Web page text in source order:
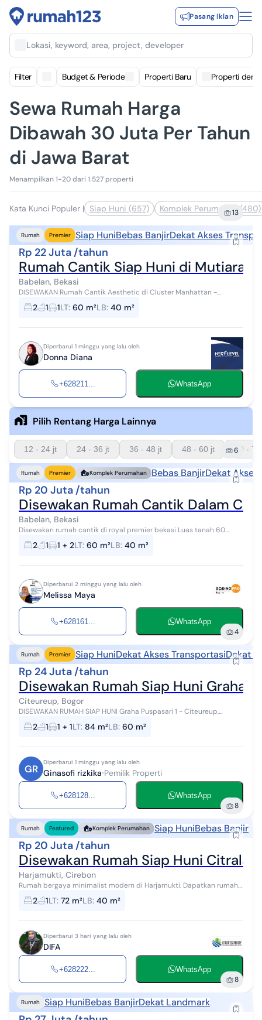
Pasang Iklan
Lokasi, keyword, area, project, developer
Filter Budget & Periode Properti Baru Properti
Sewa Rumah Harga
Dibawah 30 Juta Per Tahun
di Jawa Barat
Menampilkan 1-20 dari 1.527 properti
Kata Kunci Populer | Siap Huni (657) Komplek Perumahan (480)
13
Rumah Premier Siap HuniBebas BanjirDekat Akses
Rp 22 Juta /tahun
Rumah Cantik Siap Huni di Mutiara
Babelan, Bekasi
DISEWAKAN Rumah Cantik Aesthetic di Cluster Manhattan -
Mutiara Gading City Termasuk Cluster depan,, bukan cluster yg di
belakang BEBAS BANJIR Sia...
2 1 1LT: 60 m²LB: 40 m²
Diperbarui 1 minggu yang lalu oleh
Donna Diana
+628211... WhatsApp
Pilih Rentang Harga Lainnya
12 - 24 jt 24 - 36 jt 36 - 48 jt 48 - 60 jt 60 -
6
Rumah Premier Komplek Perumahan Bebas BanjirDekat
Rp 20 Juta /tahun
Disewakan Rumah Cantik Dalam
Babelan, Bekasi
Disewakan rumah cantik di royal premier bekasi Luas tanah 60
Kamar tidur 2 Kamar mandi 1 Listrik 1300 Air PDAM Row 2 mobil
Selling point Ruma...
2 1 1 + 2LT: 60 m²LB: 40 m²
Diperbarui 2 minggu yang lalu oleh
Melissa Maya
+628161... WhatsApp
4
Rumah Premier Siap HuniDekat Akses TransportasiDekat
Rp 24 Juta /tahun
Disewakan Rumah Siap Huni Graha
Citeureup, Bogor
DISEWAKAN RUMAH SIAP HUNI Graha Puspasari 1 - Citeureup,
Kabupaten Bogor Rumah nyaman di lingkungan yang aman, asri,
dan strategis. Cocok untuk ke...
2 1 1 + 1LT: 84 m²LB: 60 m²
GR
Diperbarui 1 minggu yang lalu oleh
Ginasofi rizkika Pemilik Properti
+628128... WhatsApp
8
Rumah Featured Komplek Perumahan Siap HuniBebas Banjir
Rp 20 Juta /tahun
Disewakan Rumah Siap Huni
Harjamukti, Cirebon
Rumah bergaya minimalist modern di Harjamukti. Dapatkan rumah 1
lantai yang nyaman ini, disewakan dengan pemandangan asri yang
menambah nilai est...
2 1LT: 72 m²LB: 40 m²
Diperbarui 3 hari yang lalu oleh
DIFA
+628222... WhatsApp
8
Rumah Siap HuniBebas BanjirDekat Landmark